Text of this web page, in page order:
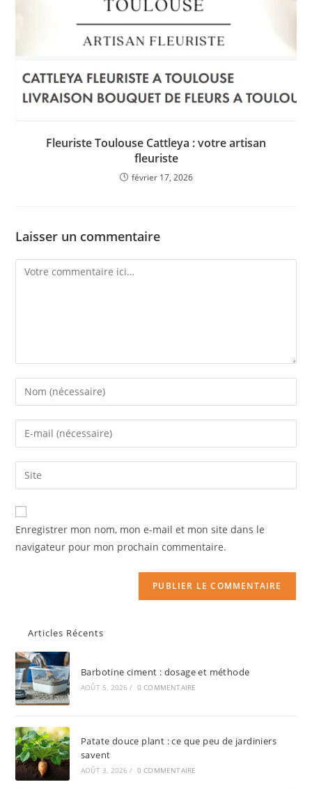
Fleuriste Toulouse Cattleya : votre artisan
fleuriste
février 17, 2026
Laisser un commentaire
Enregistrer mon nom, mon e-mail et mon site dans le
navigateur pour mon prochain commentaire.
Articles Récents
Barbotine ciment : dosage et méthode
AOÛT 5, 2026 / 0 COMMENTAIRE
Patate douce plant : ce que peu de jardiniers
savent
AOÛT 3, 2026 / 0 COMMENTAIRE